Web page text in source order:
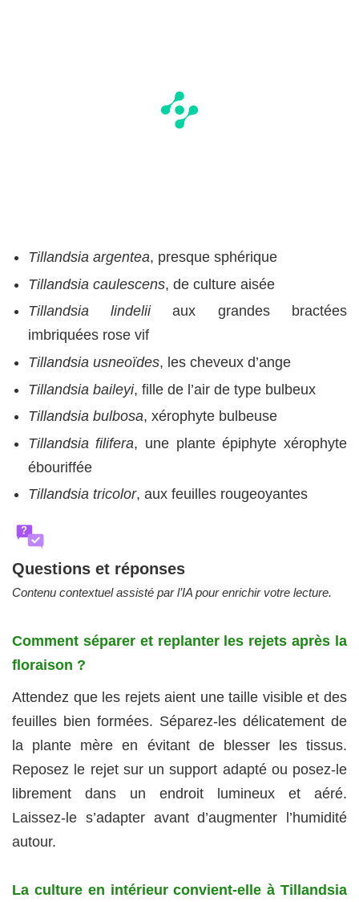
Tillandsia argentea, presque sphérique
Tillandsia caulescens, de culture aisée
Tillandsia lindeliiaux grandes bractées
imbriquées rose vif
Tillandsia usneoïdes, les cheveux d’ange
Tillandsia baileyi, fille de l’air de type bulbeux
Tillandsia bulbosa, xérophyte bulbeuse
Tillandsia filifera, une plante épiphyte xérophyte
ébouriffée
Tillandsia tricolor, aux feuilles rougeoyantes
?
Questions et réponses
Contenu contextuel assisté par l’IA pour enrichir votre lecture.
Comment séparer et replanter les rejets après la
floraison ?
Attendez que les rejets aient une taille visible et des
feuilles bien formées. Séparez-les délicatement de
la plante mère en évitant de blesser les tissus.
Reposez le rejet sur un support adapté ou posez‑le
librement dans un endroit lumineux et aéré.
Laissez‑le s’adapter avant d’augmenter l’humidité
autour.
La culture en intérieur convient‑elle à Tillandsia